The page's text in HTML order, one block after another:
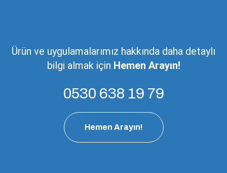
Ürün ve uygulamalarımız hakkında daha detaylı
bilgi almak için Hemen Arayın!
0530 638 19 79
Hemen Arayın!